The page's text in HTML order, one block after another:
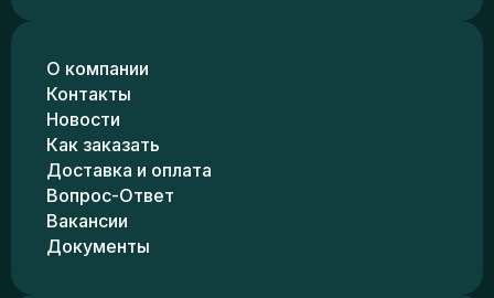
О компании
Контакты
Новости
Как заказать
Доставка и оплата
Вопрос-Ответ
Вакансии
Документы